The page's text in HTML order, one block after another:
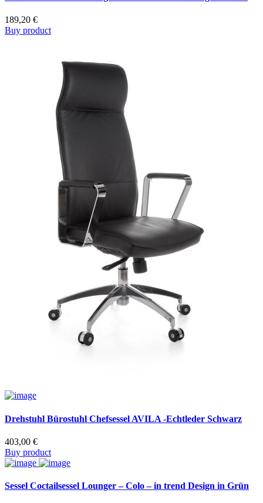
189,20 €
Buy product
Drehstuhl Bürostuhl Chefsessel AVILA -Echtleder Schwarz
403,00 €
Buy product
Sessel Coctailsessel Lounger – Colo – in trend Design in Grün